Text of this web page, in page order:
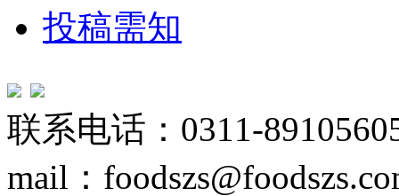
投稿需知
联系电话：0311-
mail：